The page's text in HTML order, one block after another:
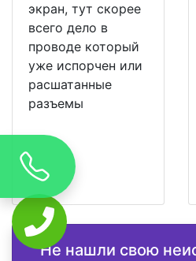
экран, тут скорее
всего дело в
проводе который
уже испорчен или
расшатанные
разъемы
Не нашли свою